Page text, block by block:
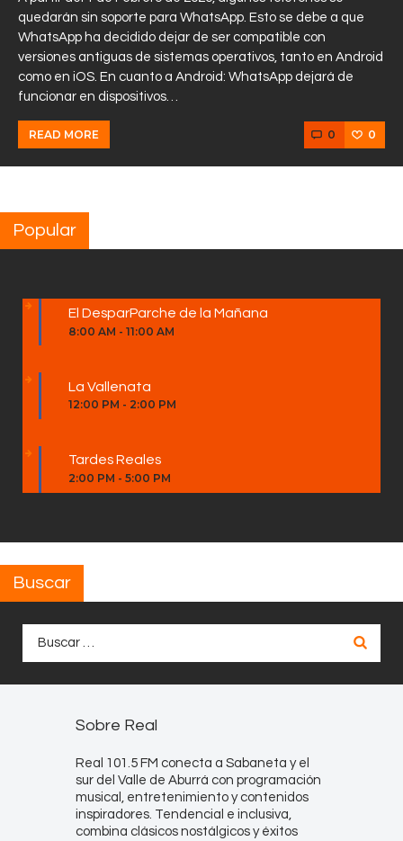
quedarán sin soporte para WhatsApp. Esto se debe a que
WhatsApp ha decidido dejar de ser compatible con
versiones antiguas de sistemas operativos, tanto en Android
como en iOS. En cuanto a Android: WhatsApp dejará de
funcionar en dispositivos…
READ MORE 0 0
Popular
El DesparParche de la Mañana
8:00 AM - 11:00 AM
La Vallenata
12:00 PM - 2:00 PM
Tardes Reales
2:00 PM - 5:00 PM
Buscar
Sobre Real
Real 101.5 FM conecta a Sabaneta y el
sur del Valle de Aburrá con programación
musical, entretenimiento y contenidos
inspiradores. Tendencial e inclusiva,
combina clásicos nostálgicos y éxitos